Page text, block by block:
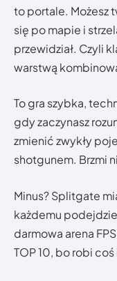
to portale. Możesz
się po mapie i
przewidział. Czyli
warstwą
To gra szybka,
gdy zaczynasz
zmienić zwykły
shotgunem. Brzmi
Minus? Splitgate
każdemu
darmowa arena
TOP 10, bo robi